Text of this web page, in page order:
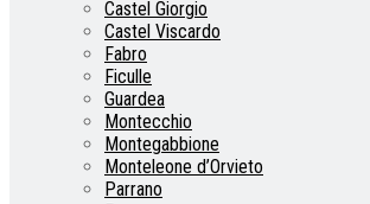
Castel Giorgio
Castel Viscardo
Fabro
Ficulle
Guardea
Montecchio
Montegabbione
Monteleone d’Orvieto
Parrano